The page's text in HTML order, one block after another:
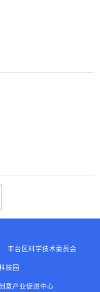
丰台区科学技术委员会
技园
意产业促进中心